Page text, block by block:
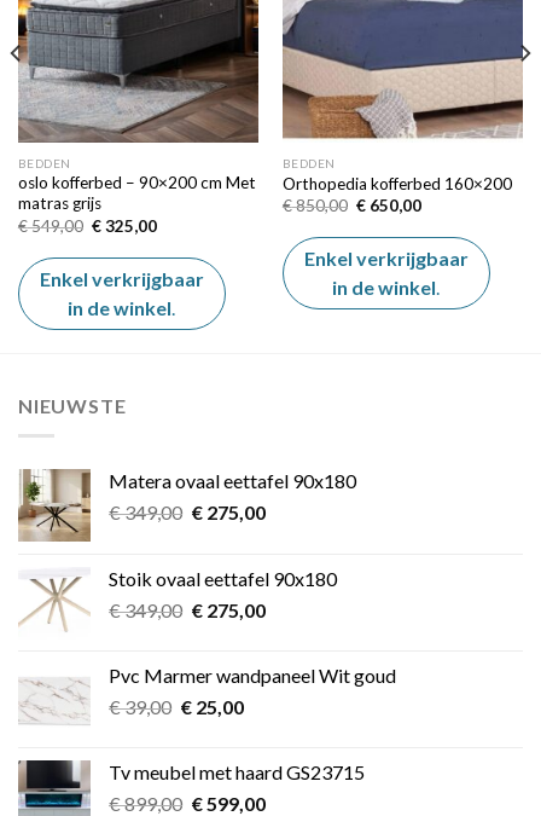
BEDDEN
oslo kofferbed – 90×200 cm Met
matras grijs
€549,00 Oorspronkelijke
was:
€ 549,00.
€325,00Huidige
is:
€ 325,00.
Enkel verkrijgbaar
in de winkel
BEDDEN
Orthopedia kofferbed 160×200
€850,00 Oorspronkelijke
was:
€ 850,00.
€650,00Huidige
is:
€ 650,00.
Enkel verkrijgbaar
in de winkel.
NIEUWSTE
Matera ovaal eettafel 90x180
€349,00 Oorspronkelijke
€ 349,00.
€275,00Huidige
€ 275,00.
Stoik ovaal eettafel 90x180
€349,00 Oorspronkelijke
€ 349,00.
€275,00Huidige
€ 275,00.
Pvc Marmer wandpaneel Wit goud
€39,00 Oorspronkelijke
€ 39,00.
€25,00Huidige
€ 25,00.
Tv meubel met haard GS23715
€899,00 Oorspronkelijke
€599,00Huidige